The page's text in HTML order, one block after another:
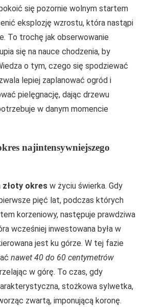
się pozornie wolnym startem
eksplozję wzrostu, która nastąpi
To trochę jak obserwowanie
się na nauce chodzenia, by
o tym, czego się spodziewać
lepiej zaplanować ogród i
pielęgnację, dając drzewu
w danym momencie
najintensywniejszego
złoty okres w życiu świerka. Gdy
pięć lat, podczas których
korzeniowy, następuje prawdziwa
wcześniej inwestowana była w
jest ku górze. W tej fazie
nawet 40 do 60 centymetrów
w górę. To czas, gdy
stożkowa sylwetka,
zwartą, imponującą koronę.